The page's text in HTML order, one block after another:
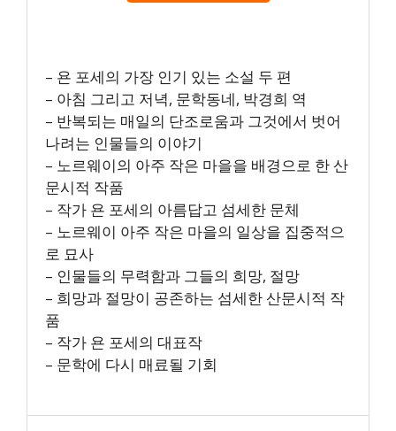
– 욘 포세의 가장 인기 있는 소설 두 편
– 아침 그리고 저녁, 문학동네, 박경희 역
– 반복되는 매일의 단조로움과 그것에서 벗어
나려는 인물들의 이야기
– 노르웨이의 아주 작은 마을을 배경으로 한 산
문시적 작품
– 작가 욘 포세의 아름답고 섬세한 문체
– 노르웨이 아주 작은 마을의 일상을 집중적으
로 묘사
– 인물들의 무력함과 그들의 희망, 절망
– 희망과 절망이 공존하는 섬세한 산문시적 작
품
– 작가 욘 포세의 대표작
– 문학에 다시 매료될 기회